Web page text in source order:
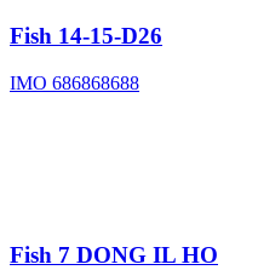
Fish 14-15-D26
IMO 686868688
Fish 7 DONG IL HO